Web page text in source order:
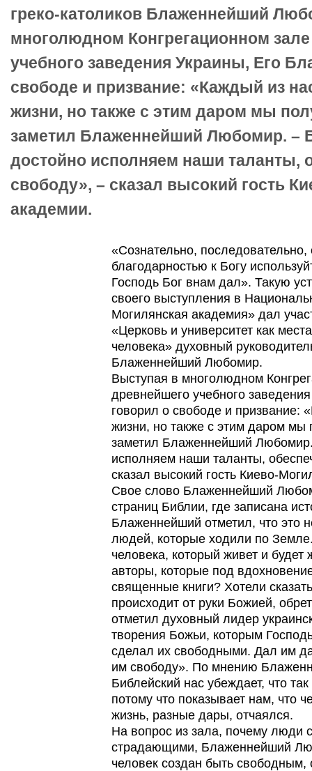
греко-католиков Блаженнейший
многолюдном Конгрегационном
учебного заведения Украины, Его
свободе и призвание: «Каждый из
жизни, но также с этим даром мы
заметил Блаженнейший Любомир. –
достойно исполняем наши таланты,
свободу», – сказал высокий гость
академии.
«Сознательно,
благодарностью к Богу
Господь Бог внам дал». Такую
своего выступления в
Могилянская академия» дал
«Церковь и университет как
человека» духовный
Блаженнейший Любомир.
Выступая в многолюдном
древнейшего учебного
говорил о свободе и призвание:
жизни, но также с этим даром мы
заметил Блаженнейший
исполняем наши таланты,
сказал высокий гость Киево-
Свое слово Блаженнейший
страниц Библии, где записана
Блаженнейший отметил, что это
людей, которые ходили по
человека, который живет и будет
авторы, которые под
священные книги? Хотели
происходит от руки Божией,
отметил духовный лидер
творения Божьи, которым
сделал их свободными. Дал им
им свободу». По мнению
Библейский нас убеждает, что
потому что показывает нам, что
жизнь, разные дары, отчаялся.
На вопрос из зала, почему люди
страдающими, Блаженнейший
человек создан быть